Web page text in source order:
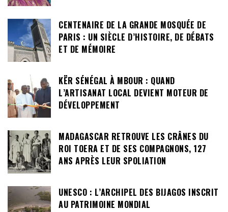
CENTENAIRE DE LA GRANDE MOSQUÉE DE
PARIS : UN SIÈCLE D’HISTOIRE, DE DÉBATS
ET DE MÉMOIRE
KËR SÉNÉGAL À MBOUR : QUAND
L’ARTISANAT LOCAL DEVIENT MOTEUR DE
DÉVELOPPEMENT
MADAGASCAR RETROUVE LES CRÂNES DU
ROI TOERA ET DE SES COMPAGNONS, 127
ANS APRÈS LEUR SPOLIATION
UNESCO : L’ARCHIPEL DES BIJAGOS INSCRIT
AU PATRIMOINE MONDIAL